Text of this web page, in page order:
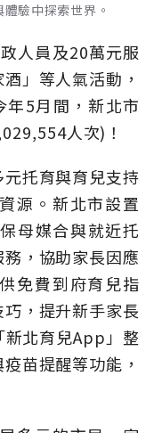
驗中探索世界。
人員及20萬元服
」等人氣活動，
年5月間，新北市
人次)！
托育與育兒支持
源。新北市設置
母媒合與就近托
，協助家長因應
免費到府育兒指
，提升新手家長
新北育兒App」整
苗提醒等功能，